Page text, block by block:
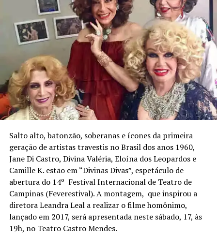
Salto alto, batonzão, soberanas e ícones da primeira
geração de artistas travestis no Brasil dos anos 1960,
Jane Di Castro, Divina Valéria, Eloína dos Leopardos e
Camille K. estão em “Divinas Divas”, espetáculo de
abertura do 14º Festival Internacional de Teatro de
Campinas (Feverestival). A montagem, que inspirou a
diretora Leandra Leal a realizar o filme homônimo,
lançado em 2017, será apresentada neste sábado, 17, às
19h, no Teatro Castro Mendes.